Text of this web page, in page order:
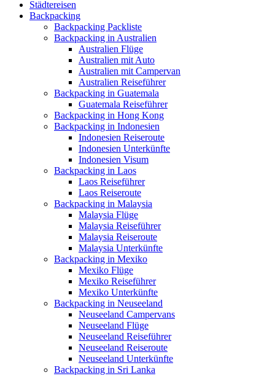
Städtereisen
Backpacking
Backpacking Packliste
Backpacking in Australien
Australien Flüge
Australien mit Auto
Australien mit Campervan
Australien Reiseführer
Backpacking in Guatemala
Guatemala Reiseführer
Backpacking in Hong Kong
Backpacking in Indonesien
Indonesien Reiseroute
Indonesien Unterkünfte
Indonesien Visum
Backpacking in Laos
Laos Reiseführer
Laos Reiseroute
Backpacking in Malaysia
Malaysia Flüge
Malaysia Reiseführer
Malaysia Reiseroute
Malaysia Unterkünfte
Backpacking in Mexiko
Mexiko Flüge
Mexiko Reiseführer
Mexiko Unterkünfte
Backpacking in Neuseeland
Neuseeland Campervans
Neuseeland Flüge
Neuseeland Reiseführer
Neuseeland Reiseroute
Neuseeland Unterkünfte
Backpacking in Sri Lanka